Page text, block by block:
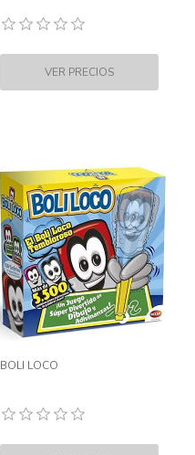
BOLI LOCO